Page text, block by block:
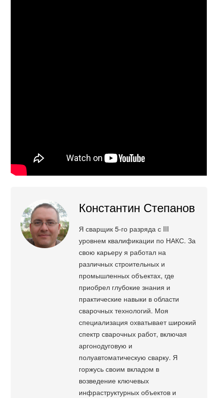
Константин Степанов
Я сварщик 5-го разряда с III
уровнем квалификации по НАКС. За
свою карьеру я работал на
различных строительных и
промышленных объектах, где
приобрел глубокие знания и
практические навыки в области
сварочных технологий. Моя
специализация охватывает широкий
спектр сварочных работ, включая
аргонодуговую и
полуавтоматическую сварку. Я
горжусь своим вкладом в
возведение ключевых
инфраструктурных объектов и